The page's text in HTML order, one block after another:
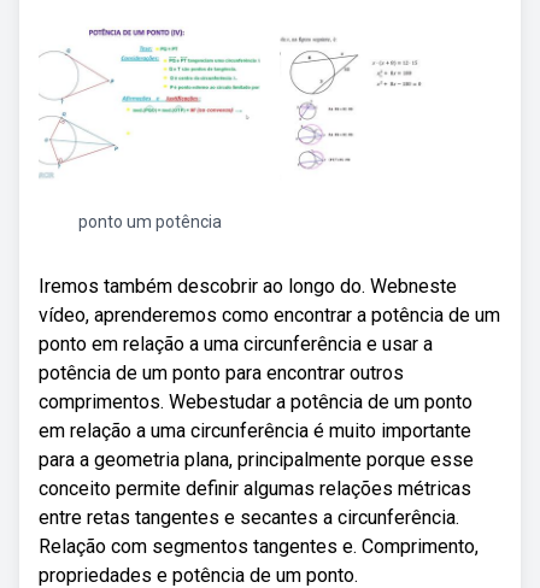
ponto um potência
Iremos também descobrir ao longo do. Webneste
vídeo, aprenderemos como encontrar a potência de um
ponto em relação a uma circunferência e usar a
potência de um ponto para encontrar outros
comprimentos. Webestudar a potência de um ponto
em relação a uma circunferência é muito importante
para a geometria plana, principalmente porque esse
conceito permite definir algumas relações métricas
entre retas tangentes e secantes a circunferência.
Relação com segmentos tangentes e. Comprimento,
propriedades e potência de um ponto.